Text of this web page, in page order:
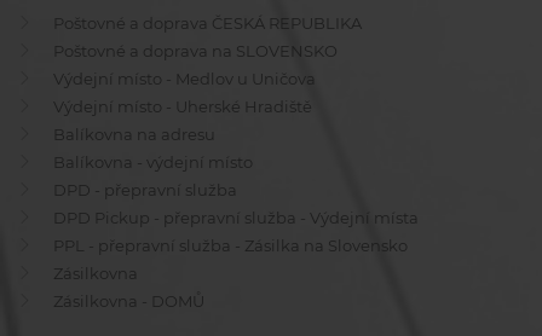
Poštovné a doprava ČESKÁ REPUBLIKA
Poštovné a doprava na SLOVENSKO
Výdejní místo - Medlov u Uničova
Výdejní místo - Uherské Hradiště
Balíkovna na adresu
Balíkovna - výdejní místo
DPD - přepravní služba
DPD Pickup - přepravní služba - Výdejní místa
PPL - přepravní služba - Zásilka na Slovensko
Zásilkovna
Zásilkovna - DOMŮ